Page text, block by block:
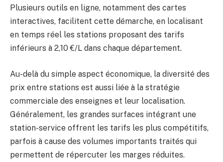
Plusieurs outils en ligne, notamment des cartes
interactives, facilitent cette démarche, en localisant
en temps réel les stations proposant des tarifs
inférieurs à 2,10 €/L dans chaque département.
Au-delà du simple aspect économique, la diversité des
prix entre stations est aussi liée à la stratégie
commerciale des enseignes et leur localisation.
Généralement, les grandes surfaces intégrant une
station-service offrent les tarifs les plus compétitifs,
parfois à cause des volumes importants traités qui
permettent de répercuter les marges réduites.